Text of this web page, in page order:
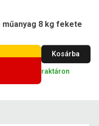
8 kg fekete
Kosárba
raktáron